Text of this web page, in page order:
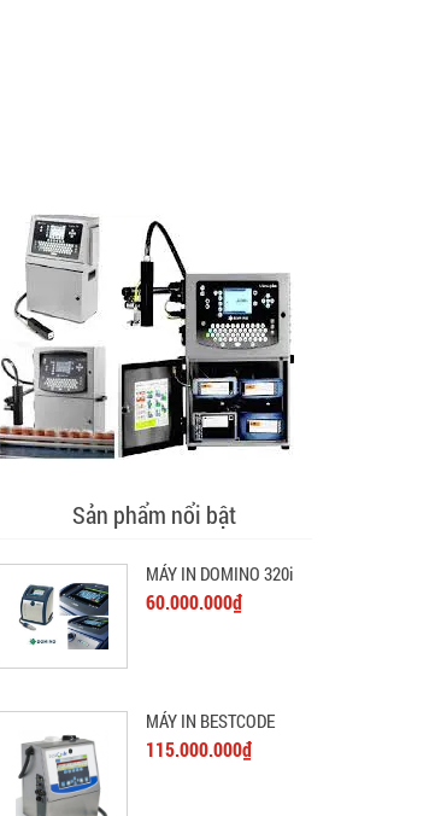
Sản phẩm nổi bật
MÁY IN DOMINO 320i
60.000.000₫
MÁY IN BESTCODE
115.000.000₫